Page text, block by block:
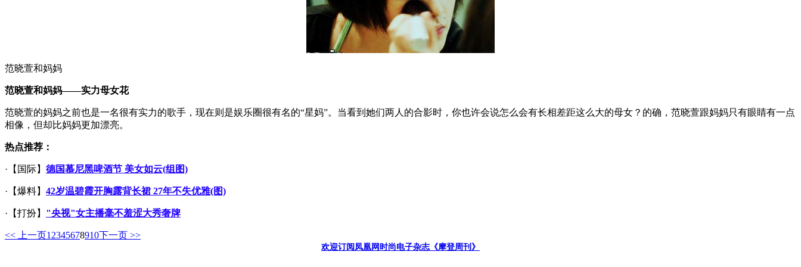
范晓萱和妈妈
范晓萱和妈妈——实力母女花
范晓萱的妈妈之前也是一名很有实力的歌手，现在则是娱乐圈很有名的“星妈”。当看到她们两人的合影时，你也许会说怎么会有长相差距这么大的母女？的确，范晓萱跟妈妈只有眼睛有一点
相像，但却比妈妈更加漂亮。
热点推荐：
·【国际】 德国慕尼黑啤酒节 美女如云(组图)
·【爆料】 42岁温碧霞开胸露背长裙 27年不失优雅(图)
·【打扮】 "央视"女主播毫不羞涩大秀奢牌
<< 上一页1 2345678910下一页 >>
欢迎订阅凤凰网时尚电子杂志《摩登周刊》